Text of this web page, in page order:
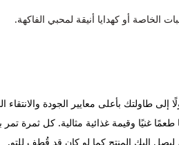
الخاصة أو كهدايا أنيقة لمحبي الفاكهة.
طاولتك بأعلى معايير الجودة والانتقاء
غنيًا وقيمة غذائية مثالية. كل ثمرة تمر
إليك المنتج كما لو كان قد قُطف للتو.